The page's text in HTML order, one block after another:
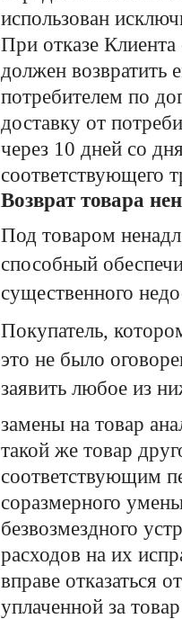
использован
При отказе
должен
потребителем по
доставку от
через 10 дней со
соответствующего
Возврат товара
Под товаром
способный
существенного
Покупатель,
это не было
заявить любое из
замены на товар
такой же товар
соответствующим
соразмерного
безвозмездного
расходов на их
вправе отказаться
уплаченной за